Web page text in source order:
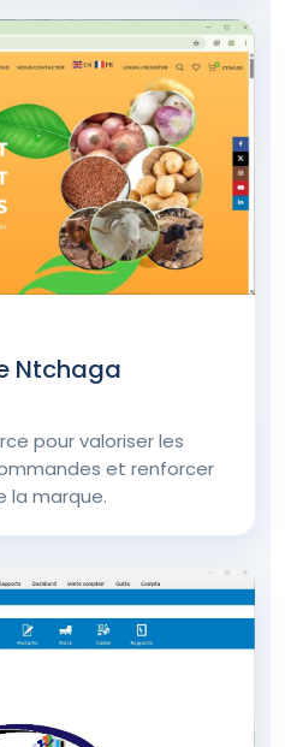
Ntchaga
pour valoriser les
et renforcer
la marque.